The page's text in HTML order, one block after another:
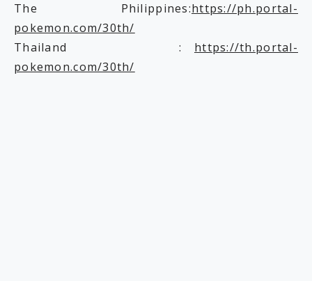
The Philippines:https://ph.portal-
pokemon.com/30th/
Thailand : https://th.portal-
pokemon.com/30th/